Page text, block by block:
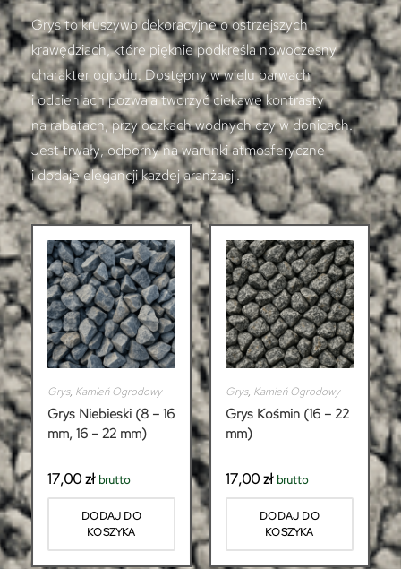
Grys to kruszywo dekoracyjne o ostrzejszych
krawędziach, które pięknie podkreśla nowoczesny
charakter ogrodu. Dostępny w wielu barwach
i odcieniach pozwala tworzyć ciekawe kontrasty
na rabatach, przy oczkach wodnych czy w donicach.
Jest trwały, odporny na warunki atmosferyczne
i dodaje elegancji każdej aranżacji.
Grys, Kamień Ogrodowy
Grys Niebieski (8 – 16
mm, 16 – 22 mm)
17,00zł brutto
DODAJ DO
KOSZYKA
Grys, Kamień Ogrodowy
Grys Kośmin (16 – 22
mm)
17,00zł brutto
DODAJ DO
KOSZYKA